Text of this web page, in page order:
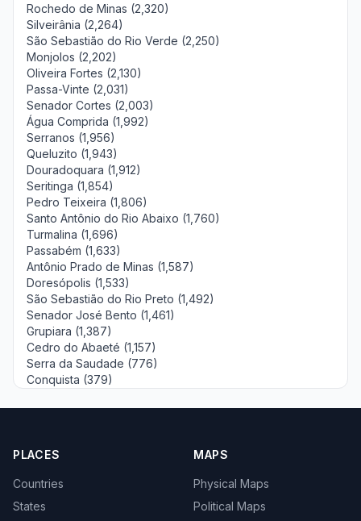
Rochedo de Minas (2,320)
Silveirânia (2,264)
São Sebastião do Rio Verde (2,250)
Monjolos (2,202)
Oliveira Fortes (2,130)
Passa-Vinte (2,031)
Senador Cortes (2,003)
Água Comprida (1,992)
Serranos (1,956)
Queluzito (1,943)
Douradoquara (1,912)
Seritinga (1,854)
Pedro Teixeira (1,806)
Santo Antônio do Rio Abaixo (1,760)
Turmalina (1,696)
Passabém (1,633)
Antônio Prado de Minas (1,587)
Doresópolis (1,533)
São Sebastião do Rio Preto (1,492)
Senador José Bento (1,461)
Grupiara (1,387)
Cedro do Abaeté (1,157)
Serra da Saudade (776)
Conquista (379)
PLACES
Countries
States
MAPS
Physical Maps
Political Maps